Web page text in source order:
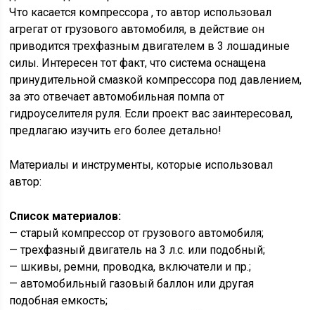
Что касается компрессора , то автор использовал
агрегат от грузового автомобиля, в действие он
приводится трехфазным двигателем в 3 лошадиные
силы. Интересен тот факт, что система оснащена
принудительной смазкой компрессора под давлением,
за это отвечает автомобильная помпа от
гидроуселителя руля. Если проект вас заинтересовал,
предлагаю изучить его более детально!
Материалы и инструменты, которые использовал
автор:
Список материалов:
— старый компрессор от грузового автомобиля;
— трехфазный двигатель на 3 л.с. или подобный;
— шкивы, ремни, проводка, включатели и пр.;
— автомобильный газовый баллон или другая
подобная емкость;